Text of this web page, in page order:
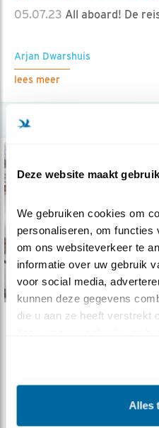
Deze website maakt
We gebruiken cookies om
personaliseren, om functies
om ons websiteverkeer te
informatie over uw gebruik
voor social media,
kunnen deze gegevens
die u aan ze heeft verstrekt
Alles
05.07.23 All aboard! De
Arjan Dwarshuis
lees meer